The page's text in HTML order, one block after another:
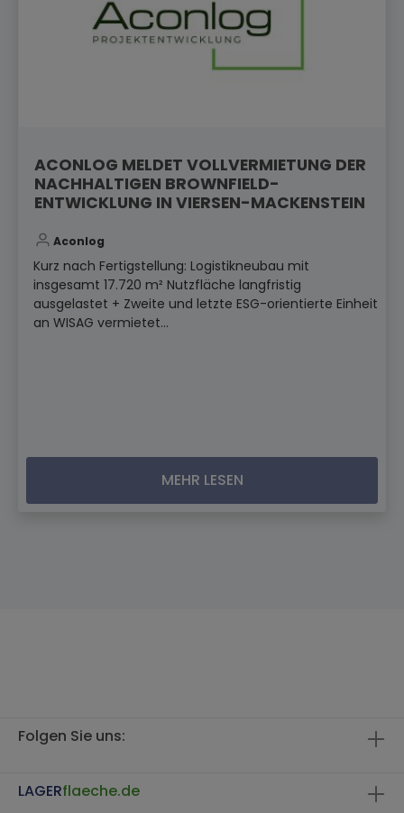
ACONLOG MELDET VOLLVERMIETUNG DER
NACHHALTIGEN BROWNFIELD-
ENTWICKLUNG IN VIERSEN-MACKENSTEIN
Aconlog
Kurz nach Fertigstellung: Logistikneubau mit
insgesamt 17.720 m² Nutzfläche langfristig
ausgelastet + Zweite und letzte ESG-orientierte Einheit
an WISAG vermietet...
MEHR LESEN
Folgen Sie uns:
LAGERflaeche.de